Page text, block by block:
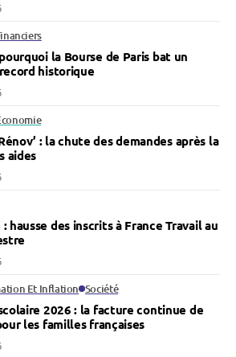
la Bourse de Paris bat un
historique
: la chute des demandes après la
aides
hausse des inscrits à France Travail au
Et Inflation Société
2026 : la facture continue de
les familles françaises